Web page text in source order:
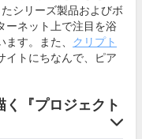
たシリーズ製品およびボ
ーネット上で注目を浴
す。また、 クリプト
イトにちなんで、ピア
『プロジェクト